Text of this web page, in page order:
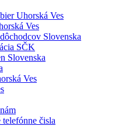
Uhorská Ves
Ves
Slovenska
SČK
Slovenska
Ves
čisla